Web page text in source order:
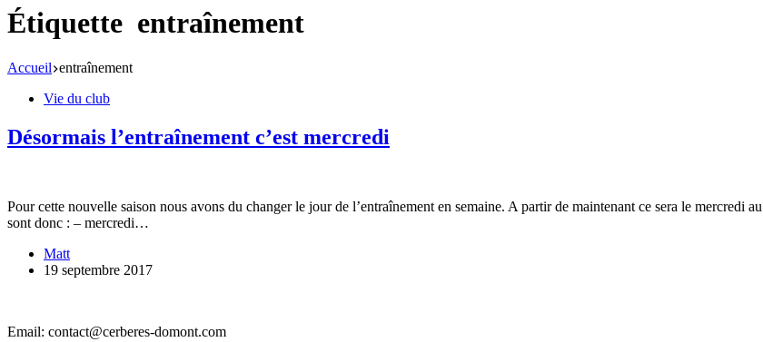
Étiquette entraînement
Accueil entraînement
Vie du club
Désormais l’entraînement c’est mercredi
Pour cette nouvelle saison nous avons du changer le jour de l’entraînement en semaine. A partir de maintenant ce sera le mercredi
sont donc : – mercredi…
Matt
19 septembre 2017
Email: contact@cerberes-domont.com